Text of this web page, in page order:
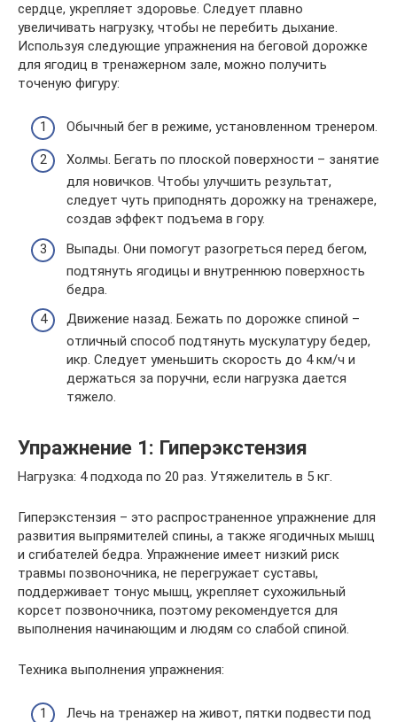
сердце, укрепляет здоровье. Следует плавно
увеличивать нагрузку, чтобы не перебить дыхание.
Используя следующие упражнения на беговой дорожке
для ягодиц в тренажерном зале, можно получить
точеную фигуру:
Обычный бег в режиме, установленном тренером.
Холмы. Бегать по плоской поверхности – занятие
для новичков. Чтобы улучшить результат,
следует чуть приподнять дорожку на тренажере,
создав эффект подъема в гору.
Выпады. Они помогут разогреться перед бегом,
подтянуть ягодицы и внутреннюю поверхность
бедра.
Движение назад. Бежать по дорожке спиной –
отличный способ подтянуть мускулатуру бедер,
икр. Следует уменьшить скорость до 4 км/ч и
держаться за поручни, если нагрузка дается
тяжело.
Упражнение 1: Гиперэкстензия
Нагрузка: 4 подхода по 20 раз. Утяжелитель в 5 кг.
Гиперэкстензия – это распространенное упражнение для
развития выпрямителей спины, а также ягодичных мышц
и сгибателей бедра. Упражнение имеет низкий риск
травмы позвоночника, не перегружает суставы,
поддерживает тонус мышц, укрепляет сухожильный
корсет позвоночника, поэтому рекомендуется для
выполнения начинающим и людям со слабой спиной.
Техника выполнения упражнения:
Лечь на тренажер на живот, пятки подвести под